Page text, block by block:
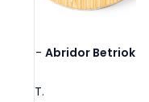
- Abridor Betriok
S/T.